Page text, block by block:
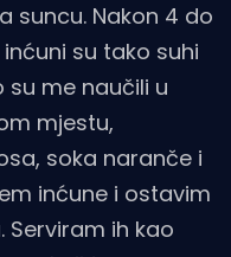
suncu. Nakon 4 do
su tako suhi
su me naučili u
mjestu,
soka naranče i
inćune i ostavim
Serviram ih kao